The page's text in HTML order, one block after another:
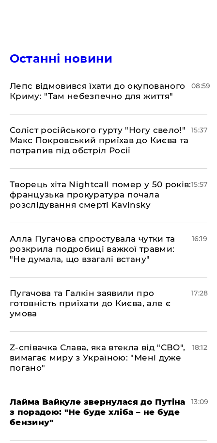
Останні новини
Лепс відмовився їхати до окупованого
Криму: "Там небезпечно для життя"
08:59
Соліст російського гурту "Ногу свело!"
Макс Покровський приїхав до Києва та
потрапив під обстріл Росії
15:37
Творець хіта Nightcall помер у 50 років:
французька прокуратура почала
розслідування смерті Kavinsky
15:57
Алла Пугачова спростувала чутки та
розкрила подробиці важкої травми:
"Не думала, що взагалі встану"
16:19
​Пугачова та Галкін заявили про
готовність приїхати до Києва, але є
умова
17:28
​Z-співачка Слава, яка втекла від "СВО",
вимагає миру з Україною: "Мені дуже
погано"
18:12
Лайма Вайкуле звернулася до Путіна
з порадою: "Не буде хліба – не буде
бензину"
13:09